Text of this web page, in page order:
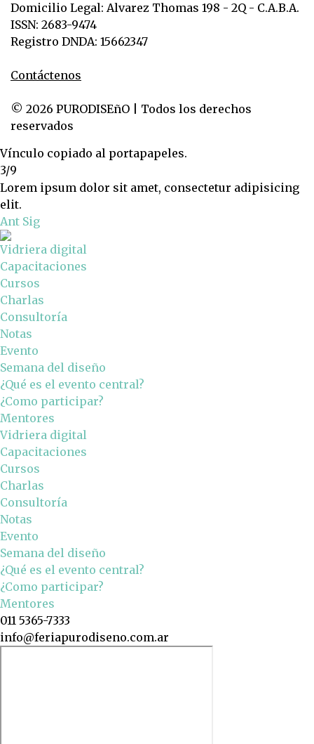
Domicilio Legal: Alvarez Thomas 198 - 2Q - C.A.B.A.
ISSN: 2683-9474
Registro DNDA: 15662347
Contáctenos
© 2026 PURODISEñO | Todos los derechos
reservados
Vínculo copiado al portapapeles.
3/9
Lorem ipsum dolor sit amet, consectetur adipisicing
elit.
Ant Sig
Vidriera digital
Capacitaciones
Cursos
Charlas
Consultoría
Notas
Evento
Semana del diseño
¿Qué es el evento central?
¿Como participar?
Mentores
Vidriera digital
Capacitaciones
Cursos
Charlas
Consultoría
Notas
Evento
Semana del diseño
¿Qué es el evento central?
¿Como participar?
Mentores
011 5365-7333
info@feriapurodiseno.com.ar